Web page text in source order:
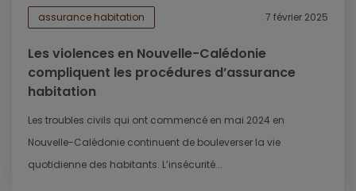
assurance habitation 7 février 2025
Les violences en Nouvelle-Calédonie
compliquent les procédures d’assurance
habitation
Les troubles civils qui ont commencé en mai 2024 en
Nouvelle-Calédonie continuent de bouleverser la vie
quotidienne des habitants. L’insécurité...